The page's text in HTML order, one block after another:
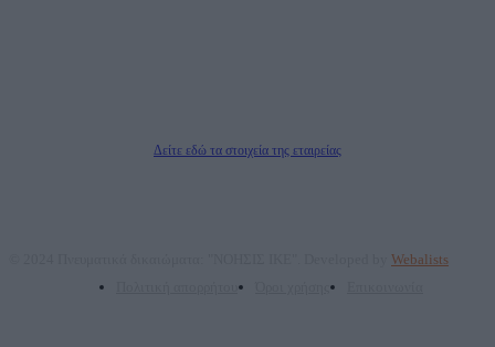
Δείτε εδώ τα στοιχεία της εταιρείας
Webalists